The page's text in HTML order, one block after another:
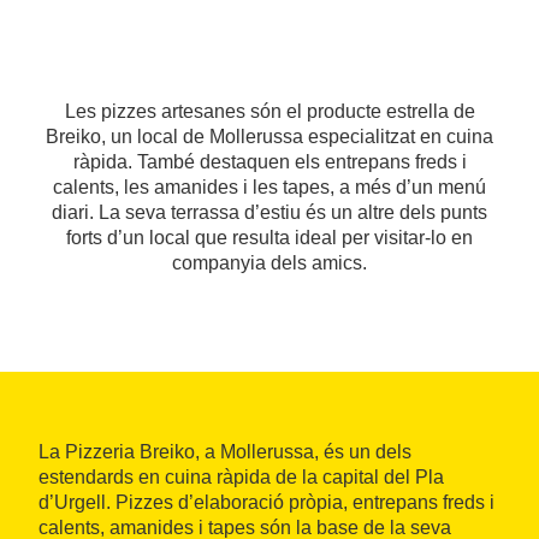
Les pizzes artesanes són el producte estrella de
Breiko, un local de Mollerussa especialitzat en cuina
ràpida. També destaquen els entrepans freds i
calents, les amanides i les tapes, a més d’un menú
diari. La seva terrassa d’estiu és un altre dels punts
forts d’un local que resulta ideal per visitar-lo en
companyia dels amics.
La Pizzeria Breiko, a Mollerussa, és un dels
estendards en cuina ràpida de la capital del Pla
d’Urgell. Pizzes d’elaboració pròpia, entrepans freds i
calents, amanides i tapes són la base de la seva